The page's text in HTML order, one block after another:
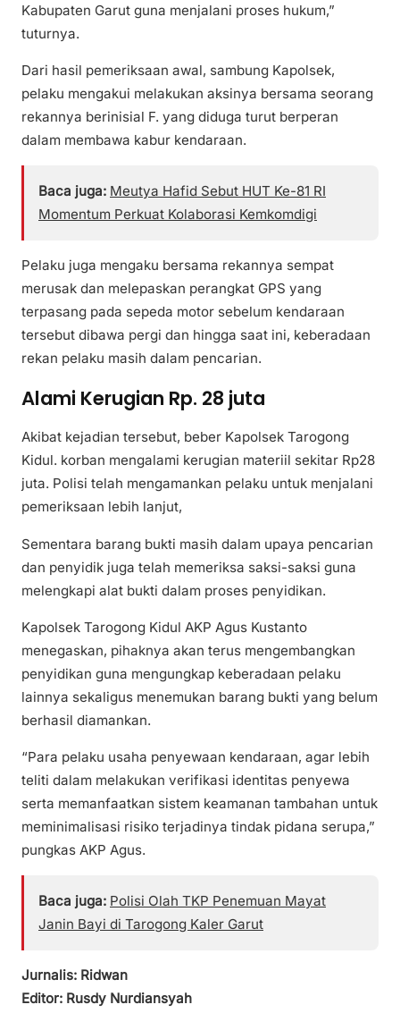
Kabupaten Garut guna menjalani proses hukum,”
tuturnya.
Dari hasil pemeriksaan awal, sambung Kapolsek,
pelaku mengakui melakukan aksinya bersama seorang
rekannya berinisial F. yang diduga turut berperan
dalam membawa kabur kendaraan.
Baca juga: Meutya Hafid Sebut HUT Ke-81 RI
Momentum Perkuat Kolaborasi Kemkomdigi
Pelaku juga mengaku bersama rekannya sempat
merusak dan melepaskan perangkat GPS yang
terpasang pada sepeda motor sebelum kendaraan
tersebut dibawa pergi dan hingga saat ini, keberadaan
rekan pelaku masih dalam pencarian.
Alami Kerugian Rp. 28 juta
Akibat kejadian tersebut, beber Kapolsek Tarogong
Kidul. korban mengalami kerugian materiil sekitar Rp28
juta. Polisi telah mengamankan pelaku untuk menjalani
pemeriksaan lebih lanjut,
Sementara barang bukti masih dalam upaya pencarian
dan penyidik juga telah memeriksa saksi-saksi guna
melengkapi alat bukti dalam proses penyidikan.
Kapolsek Tarogong Kidul AKP Agus Kustanto
menegaskan, pihaknya akan terus mengembangkan
penyidikan guna mengungkap keberadaan pelaku
lainnya sekaligus menemukan barang bukti yang belum
berhasil diamankan.
“Para pelaku usaha penyewaan kendaraan, agar lebih
teliti dalam melakukan verifikasi identitas penyewa
serta memanfaatkan sistem keamanan tambahan untuk
meminimalisasi risiko terjadinya tindak pidana serupa,”
pungkas AKP Agus.
Baca juga: Polisi Olah TKP Penemuan Mayat
Janin Bayi di Tarogong Kaler Garut
Jurnalis: Ridwan
Editor: Rusdy Nurdiansyah